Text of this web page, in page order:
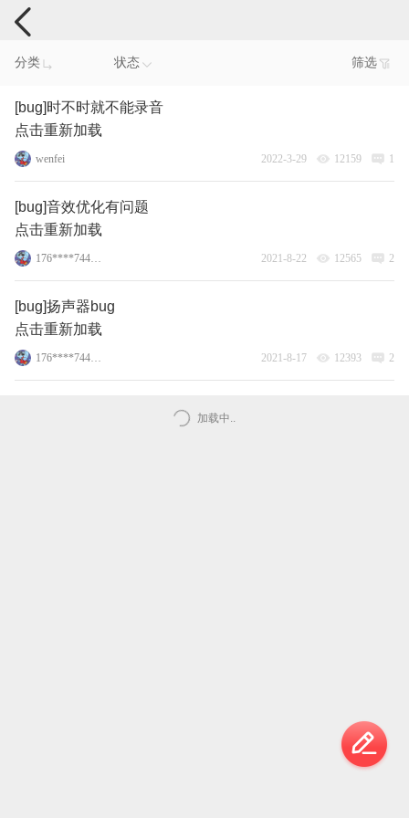
手机反馈
分类 状态 筛选
[bug]时不时就不能录音
点击重新加载
wenfei 2022-3-29 12159 1
[bug]音效优化有问题
点击重新加载
176****7446_15 2021-8-22 12565 2
[bug]扬声器bug
点击重新加载
176****7446_15 2021-8-17 12393 2
加载中..